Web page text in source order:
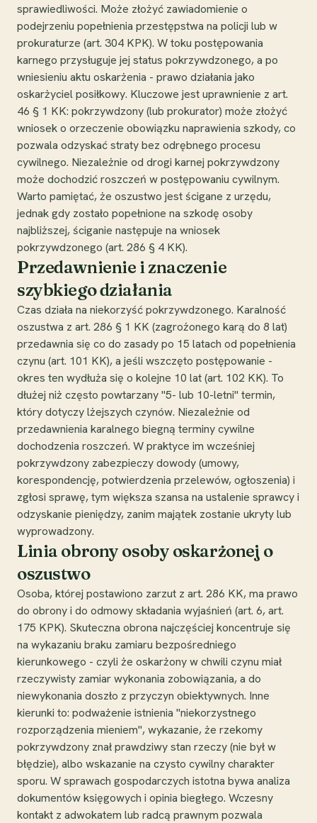
sprawiedliwości. Może złożyć zawiadomienie o
podejrzeniu popełnienia przestępstwa na policji lub w
prokuraturze (art. 304 KPK). W toku postępowania
karnego przysługuje jej status pokrzywdzonego, a po
wniesieniu aktu oskarżenia - prawo działania jako
oskarżyciel posiłkowy. Kluczowe jest uprawnienie z art.
46 § 1 KK: pokrzywdzony (lub prokurator) może złożyć
wniosek o orzeczenie obowiązku naprawienia szkody, co
pozwala odzyskać straty bez odrębnego procesu
cywilnego. Niezależnie od drogi karnej pokrzywdzony
może dochodzić roszczeń w postępowaniu cywilnym.
Warto pamiętać, że oszustwo jest ścigane z urzędu,
jednak gdy zostało popełnione na szkodę osoby
najbliższej, ściganie następuje na wniosek
pokrzywdzonego (art. 286 § 4 KK).
Przedawnienie i znaczenie
szybkiego działania
Czas działa na niekorzyść pokrzywdzonego. Karalność
oszustwa z art. 286 § 1 KK (zagrożonego karą do 8 lat)
przedawnia się co do zasady po 15 latach od popełnienia
czynu (art. 101 KK), a jeśli wszczęto postępowanie -
okres ten wydłuża się o kolejne 10 lat (art. 102 KK). To
dłużej niż często powtarzany "5- lub 10-letni" termin,
który dotyczy lżejszych czynów. Niezależnie od
przedawnienia karalnego biegną terminy cywilne
dochodzenia roszczeń. W praktyce im wcześniej
pokrzywdzony zabezpieczy dowody (umowy,
korespondencję, potwierdzenia przelewów, ogłoszenia) i
zgłosi sprawę, tym większa szansa na ustalenie sprawcy i
odzyskanie pieniędzy, zanim majątek zostanie ukryty lub
wyprowadzony.
Linia obrony osoby oskarżonej o
oszustwo
Osoba, której postawiono zarzut z art. 286 KK, ma prawo
do obrony i do odmowy składania wyjaśnień (art. 6, art.
175 KPK). Skuteczna obrona najczęściej koncentruje się
na wykazaniu braku zamiaru bezpośredniego
kierunkowego - czyli że oskarżony w chwili czynu miał
rzeczywisty zamiar wykonania zobowiązania, a do
niewykonania doszło z przyczyn obiektywnych. Inne
kierunki to: podważenie istnienia "niekorzystnego
rozporządzenia mieniem", wykazanie, że rzekomy
pokrzywdzony znał prawdziwy stan rzeczy (nie był w
błędzie), albo wskazanie na czysto cywilny charakter
sporu. W sprawach gospodarczych istotna bywa analiza
dokumentów księgowych i opinia biegłego. Wczesny
kontakt z adwokatem lub radcą prawnym pozwala